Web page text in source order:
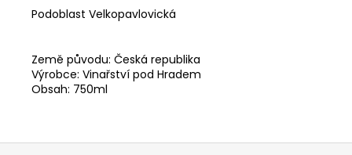
Podoblast Velkopavlovická
Země původu: Česká republika
Výrobce: Vinařství pod Hradem
Obsah: 750ml